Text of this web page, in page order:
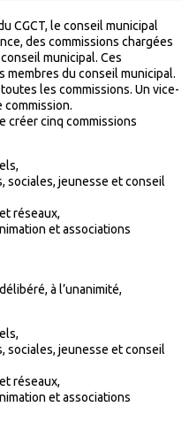
CGCT, le conseil municipal
des commissions chargées
municipal. Ces
membres du conseil municipal.
les commissions. Un vice-
commission.
créer cinq commissions
sociales, jeunesse et conseil
réseaux,
et associations
à l’unanimité,
sociales, jeunesse et conseil
réseaux,
et associations